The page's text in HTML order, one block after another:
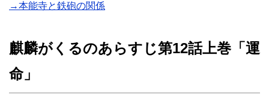
→本能寺と鉄砲の関係
麒麟がくるのあらすじ第12話上巻「運
命」